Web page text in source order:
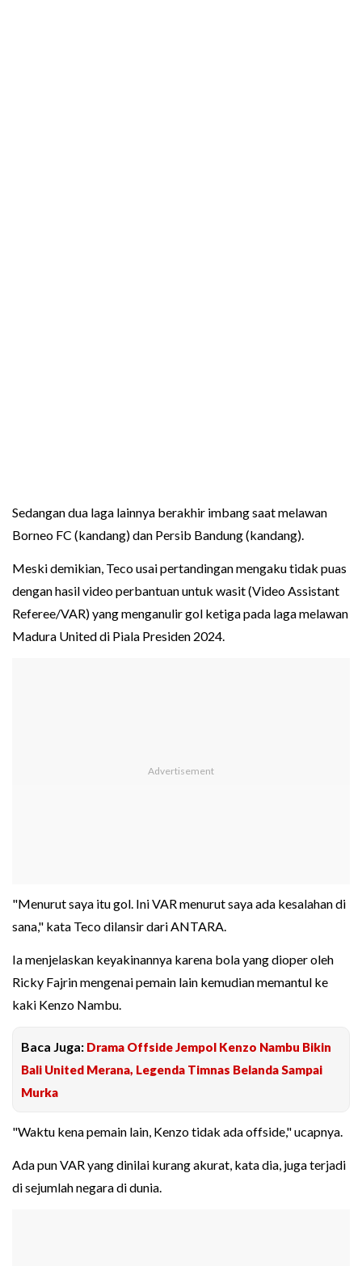
Sedangan dua laga lainnya berakhir imbang saat melawan
Borneo FC (kandang) dan Persib Bandung (kandang).
Meski demikian, Teco usai pertandingan mengaku tidak puas
dengan hasil video perbantuan untuk wasit (Video Assistant
Referee/VAR) yang menganulir gol ketiga pada laga melawan
Madura United di Piala Presiden 2024.
"Menurut saya itu gol. Ini VAR menurut saya ada kesalahan di
sana," kata Teco dilansir dari ANTARA.
Ia menjelaskan keyakinannya karena bola yang dioper oleh
Ricky Fajrin mengenai pemain lain kemudian memantul ke
kaki Kenzo Nambu.
Baca Juga: Drama Offside Jempol Kenzo Nambu Bikin
Bali United Merana, Legenda Timnas Belanda Sampai
Murka
"Waktu kena pemain lain, Kenzo tidak ada offside," ucapnya.
Ada pun VAR yang dinilai kurang akurat, kata dia, juga terjadi
di sejumlah negara di dunia.